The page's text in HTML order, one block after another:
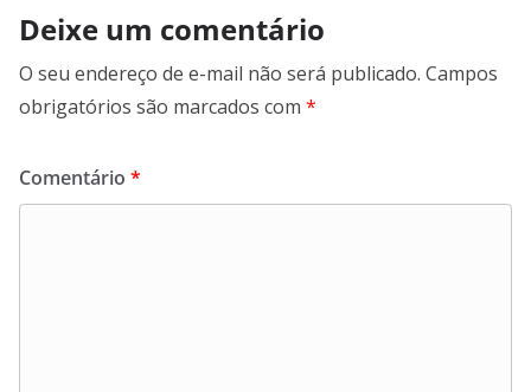
Deixe um comentário
O seu endereço de e-mail não será publicado. Campos
obrigatórios são marcados com *
Comentário *